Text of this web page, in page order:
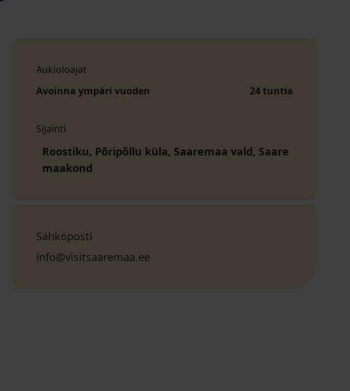
Aukioloajat
Avoinna ympäri vuoden
24 tuntia
Sijainti
Roostiku, Põripõllu küla, Saaremaa vald, Saare
maakond
Sähköposti
info@visitsaaremaa.ee